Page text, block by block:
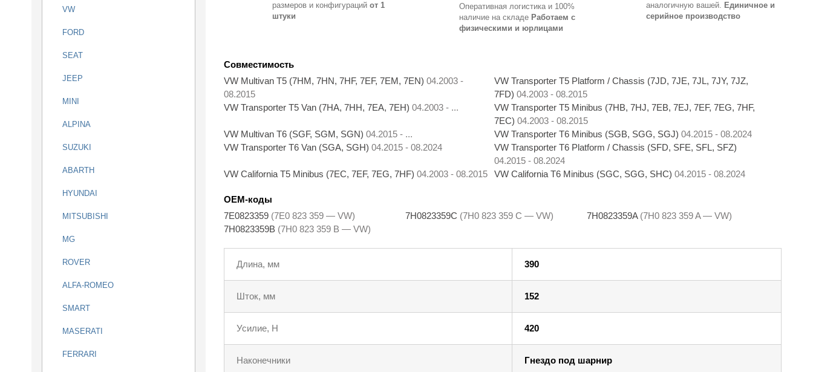
VW
FORD
SEAT
JEEP
MINI
ALPINA
SUZUKI
ABARTH
HYUNDAI
MITSUBISHI
MG
ROVER
ALFA-ROMEO
SMART
MASERATI
FERRARI
размеров и конфигураций от 1
штуки
Оперативная логистика и 100%
наличие на складе Работаем с
физическими и юрлицами
аналогичную вашей. Единичное и
серийное производство
Совместимость
VW Multivan T5 (7HM, 7HN, 7HF, 7EF, 7EM, 7EN) 04.2003 -
08.2015
VW Transporter T5 Platform / Chassis (7JD, 7JE, 7JL, 7JY, 7JZ,
7FD) 04.2003 - 08.2015
VW Transporter T5 Van (7HA, 7HH, 7EA, 7EH) 04.2003 - ...
VW Transporter T5 Minibus (7HB, 7HJ, 7EB, 7EJ, 7EF, 7EG, 7HF,
7EC) 04.2003 - 08.2015
VW Multivan T6 (SGF, SGM, SGN) 04.2015 - ... VW Transporter T6 Minibus (SGB, SGG, SGJ) 04.2015 - 08.2024
VW Transporter T6 Van (SGA, SGH) 04.2015 - 08.2024
VW Transporter T6 Platform / Chassis (SFD, SFE, SFL, SFZ)
04.2015 - 08.2024
VW California T5 Minibus (7EC, 7EF, 7EG, 7HF) 04.2003 - 08.2015 VW California T6 Minibus (SGC, SGG, SHC) 04.2015 - 08.2024
OEM-коды
7E0823359 (7E0 823 359 — VW) 7H0823359C (7H0 823 359 C — VW) 7H0823359A (7H0 823 359 A — VW)
7H0823359B (7H0 823 359 B — VW)
Длина, мм 390
Шток, мм 152
Усилие, Н 420
Наконечники Гнездо под шарнир